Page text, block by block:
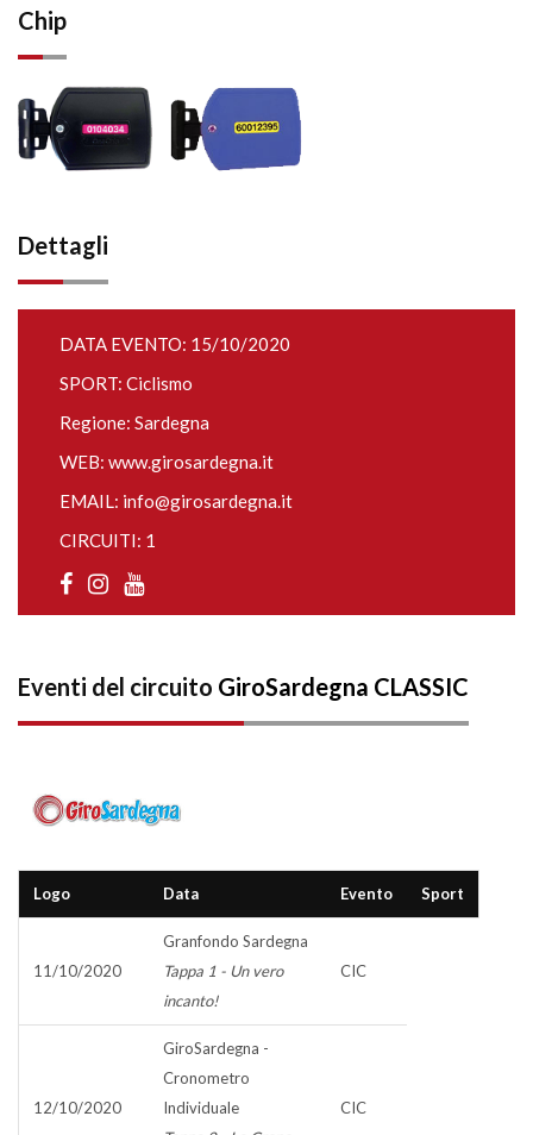
Chip
Dettagli
DATA EVENTO: 15/10/2020
SPORT: Ciclismo
Regione: Sardegna
WEB: www.girosardegna.it
EMAIL: info@girosardegna.it
CIRCUITI: 1
Eventi del circuito GiroSardegna CLASSIC
Logo Data Evento Sport
11/10/2020
Granfondo Sardegna
Tappa 1 - Un vero
incanto!
CIC
12/10/2020
GiroSardegna -
Cronometro
Individuale
CIC